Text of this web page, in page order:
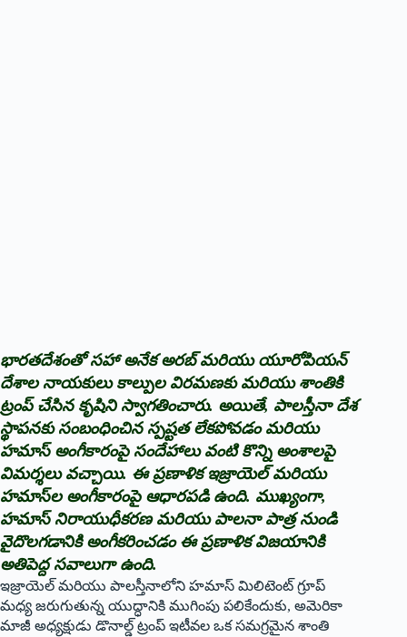
భారతదేశంతో సహా అనేక అరబ్ మరియు యూరోపియన్
దేశాల నాయకులు కాల్పుల విరమణకు మరియు శాంతికి
ట్రంప్ చేసిన కృషిని స్వాగతించారు. అయితే, పాలస్తీనా దేశ
స్థాపనకు సంబంధించిన స్పష్టత లేకపోవడం మరియు
హమాస్ అంగీకారంపై సందేహాలు వంటి కొన్ని అంశాలపై
విమర్శలు వచ్చాయి. ఈ ప్రణాళిక ఇజ్రాయెల్ మరియు
హమాస్‌ల అంగీకారంపై ఆధారపడి ఉంది. ముఖ్యంగా,
హమాస్ నిరాయుధీకరణ మరియు పాలనా పాత్ర నుండి
వైదొలగడానికి అంగీకరించడం ఈ ప్రణాళిక విజయానికి
అతిపెద్ద సవాలుగా ఉంది.
ఇజ్రాయెల్ మరియు పాలస్తీనాలోని హమాస్ మిలిటెంట్ గ్రూప్
మధ్య జరుగుతున్న యుద్ధానికి ముగింపు పలికేందుకు, అమెరికా
మాజీ అధ్యక్షుడు డొనాల్డ్ ట్రంప్ ఇటీవల ఒక సమగ్రమైన శాంతి